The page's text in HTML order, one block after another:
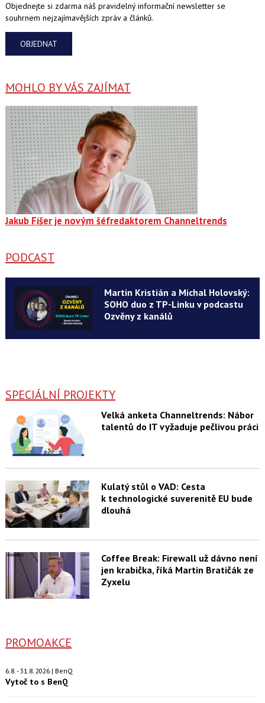
Objednejte si zdarma náš pravidelný informační newsletter se
souhrnem nejzajímavějších zpráv a článků.
OBJEDNAT
MOHLO BY VÁS ZAJÍMAT
Jakub Fišer je novým šéfredaktorem Channeltrends
PODCAST
Martin Kristián a Michal Holovský:
SOHO duo z TP-Linku v podcastu
Ozvěny z kanálů
SPECIÁLNÍ PROJEKTY
Velká anketa Channeltrends: Nábor
talentů do IT vyžaduje pečlivou práci
Kulatý stůl o VAD: Cesta
k technologické suverenitě EU bude
dlouhá
Coffee Break: Firewall už dávno není
jen krabička, říká Martin Bratičák ze
Zyxelu
PROMOAKCE
6.8. - 31.8. 2026 | BenQ
Vytoč to s BenQ